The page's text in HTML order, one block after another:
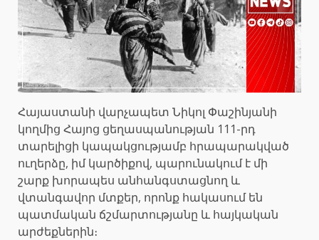
Հայաստանի վարչապետ Նիկոլ Փաշինյանի
կողմից Հայոց ցեղասպանության 111-րդ
տարելիցի կապակցությամբ հրապարակված
ուղերձը, իմ կարծիքով, պարունակում է մի
շարք խորապես անհանգստացնող և
վտանգավոր մտքեր, որոնք հակասում են
պատմական ճշմարտությանը և հայկական
արժեքներին։